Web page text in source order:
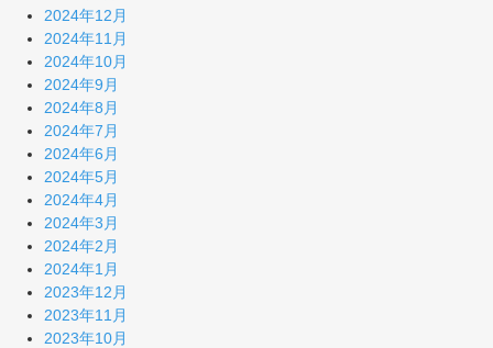
2024年12月
2024年11月
2024年10月
2024年9月
2024年8月
2024年7月
2024年6月
2024年5月
2024年4月
2024年3月
2024年2月
2024年1月
2023年12月
2023年11月
2023年10月